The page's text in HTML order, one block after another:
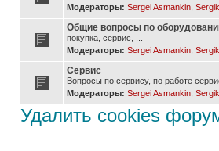
Модераторы: Sergei Asmankin Sergik
Общие вопросы по
покупка, сервис, ...
Модераторы: Sergei Asmankin Sergik
Сервис
Вопросы по сервису, по работе
Модераторы: Sergei Asmankin Sergik
Удалить cookies